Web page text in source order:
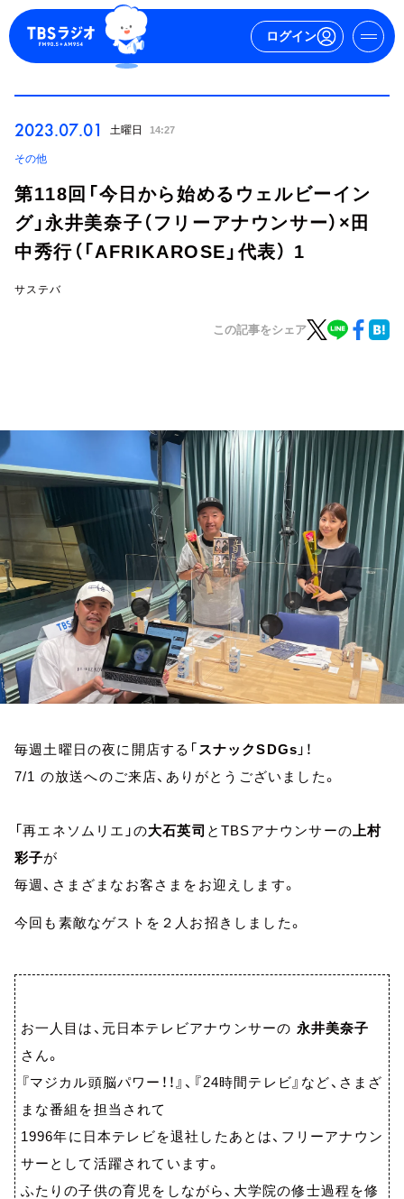
ログイン
イベント・グッズ
会社情報
2023.07.01 土曜日 14:27
その他
第118回「今日から始めるウェルビーイン
グ」永井美奈子（フリーアナウンサー）×田
中秀行（「AFRIKAROSE」代表） 1
サステバ
この記事をシェア
毎週土曜日の夜に開店する「 スナックSDGs 」！
7/1 の放送へのご来店、ありがとうございました。
「再エネソムリエ」の大石英司 とTBSアナウンサーの 上村
彩子が
毎週、さまざまなお客さまをお迎えします。
今回も素敵なゲストを２人お招きしました。
お一人目は、元日本テレビアナウンサーの 永井美奈子
さん。
『マジカル頭脳パワー！！』、『24時間テレビ』など、さまざ
まな番組を担当されて
1996年に日本テレビを退社したあとは、フリーアナウン
サーとして活躍されています。
ふたりの子供の育児をしながら、大学院の修士過程を修